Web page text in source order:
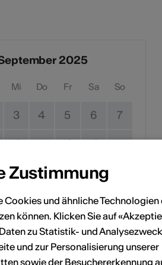
2025
Mi Do Fr Sa So
3 4 5 6 7
10 11 12 13 14
17 18 19 20
24 25 26 27 28
Zustimmung
und ähnliche Technologien
können. Klicken Sie auf
zu Statistik- und
und zur Personalisierung unserer
sowie der Besuchererkennung